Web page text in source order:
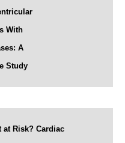
With
A
Study
at Risk? Cardiac